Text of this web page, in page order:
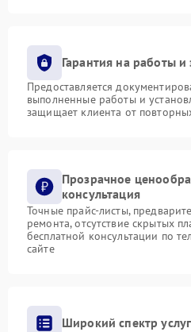
Гарантия на работы и
Предоставляется
выполненные работы и
защищает клиента от
Прозрачное
консультация
Точные прайс-листы,
ремонта, отсутствие скрытых
бесплатной консультации по
сайте
Широкий спектр услуг